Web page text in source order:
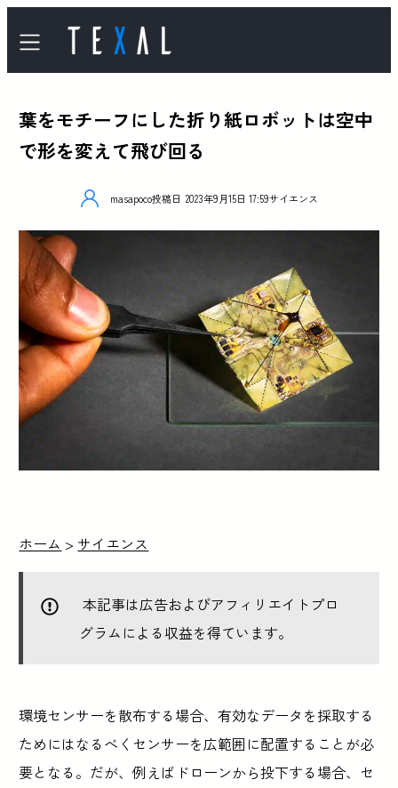
葉をモチーフにした折り紙ロボットは空中
で形を変えて飛び回る
masapoco投稿日 2023年9月15日 17:59サイエンス
ホーム > サイエンス
本記事は広告およびアフィリエイトプロ
グラムによる収益を得ています。
環境センサーを散布する場合、有効なデータを採取する
ためにはなるべくセンサーを広範囲に配置することが必
要となる。だが、例えばドローンから投下する場合、セ